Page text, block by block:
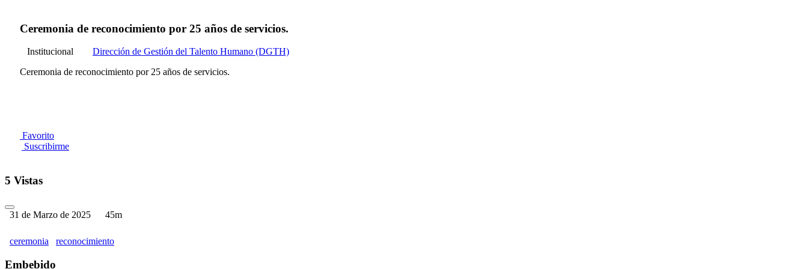
Ceremonia de reconocimiento por 25 años de servicios.
Institucional
Dirección de Gestión del Talento Humano (DGTH)
Ceremonia de reconocimiento por 25 años de servicios.
Favorito
Suscribirme
5 Vistas
31 de Marzo de 2025 45m
ceremonia reconocimiento
Embebido